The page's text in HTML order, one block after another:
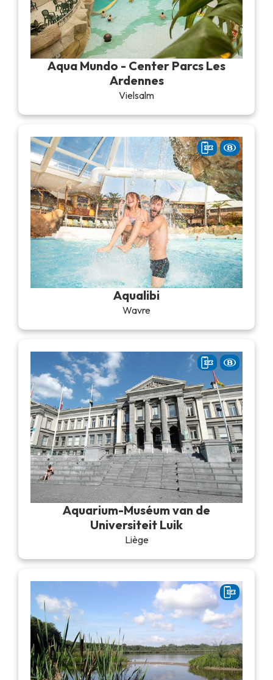
Aqua Mundo - Center Parcs Les
Ardennes
Vielsalm
Aqualibi
Wavre
Aquarium-Muséum van de
Universiteit Luik
Liège